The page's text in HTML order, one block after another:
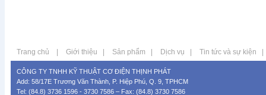
Trang chủ Giới thiệu Sản phẩm Dịch vụ Tin tức và sự kiện
CÔNG TY TNHH KỸ THUẬT CƠ ĐIỆN THỊNH PHÁT
Add: 58/17E Trương Văn Thành, P. Hiệp Phú, Q. 9, TPHCM
Tel: (84.8) 3736 1596 - 3730 7586 – Fax: (84.8) 3730 7586